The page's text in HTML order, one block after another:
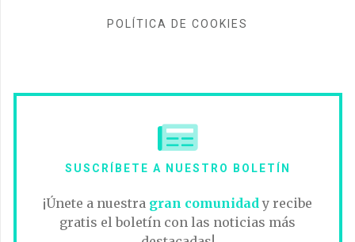
POLÍTICA DE COOKIES
SUSCRÍBETE A NUESTRO BOLETÍN
¡Únete a nuestra gran comunidad y recibe
gratis el boletín con las noticias más